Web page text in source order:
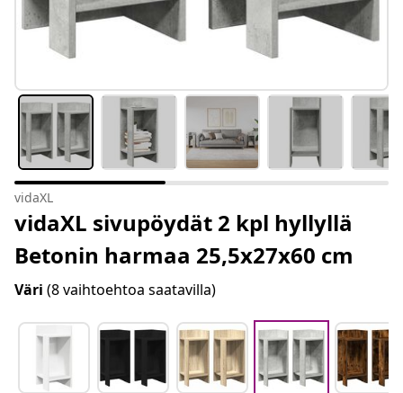
vidaXL
vidaXL sivupöydät 2 kpl hyllyllä
Betonin harmaa 25,5x27x60 cm
Väri (8 vaihtoehtoa saatavilla)